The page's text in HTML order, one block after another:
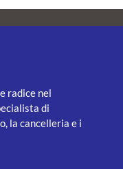
radice nel
di
la cancelleria e i